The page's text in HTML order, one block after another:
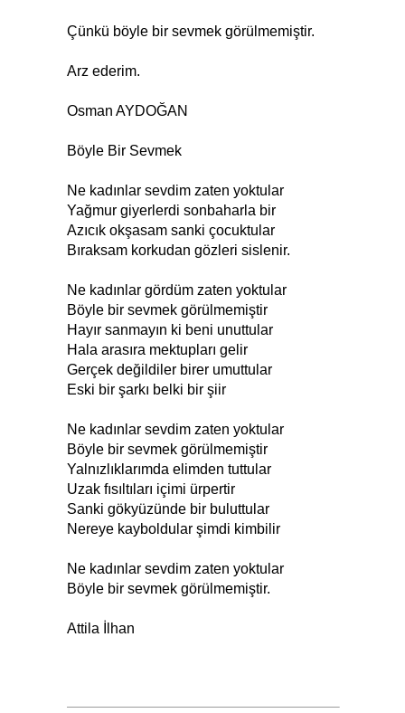
Çünkü böyle bir sevmek görülmemiştir.
Arz ederim.
Osman AYDOĞAN
Böyle Bir Sevmek
Ne kadınlar sevdim zaten yoktular
Yağmur giyerlerdi sonbaharla bir
Azıcık okşasam sanki çocuktular
Bıraksam korkudan gözleri sislenir.
Ne kadınlar gördüm zaten yoktular
Böyle bir sevmek görülmemiştir
Hayır sanmayın ki beni unuttular
Hala arasıra mektupları gelir
Gerçek değildiler birer umuttular
Eski bir şarkı belki bir şiir
Ne kadınlar sevdim zaten yoktular
Böyle bir sevmek görülmemiştir
Yalnızlıklarımda elimden tuttular
Uzak fısıltıları içimi ürpertir
Sanki gökyüzünde bir buluttular
Nereye kayboldular şimdi kimbilir
Ne kadınlar sevdim zaten yoktular
Böyle bir sevmek görülmemiştir.
Attila İlhan